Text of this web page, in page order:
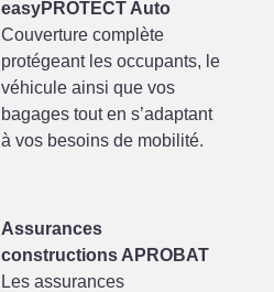
easyPROTECT Auto
Couverture complète
protégeant les occupants, le
véhicule ainsi que vos
bagages tout en s’adaptant
à vos besoins de mobilité.
Assurances
constructions APROBAT
Les assurances